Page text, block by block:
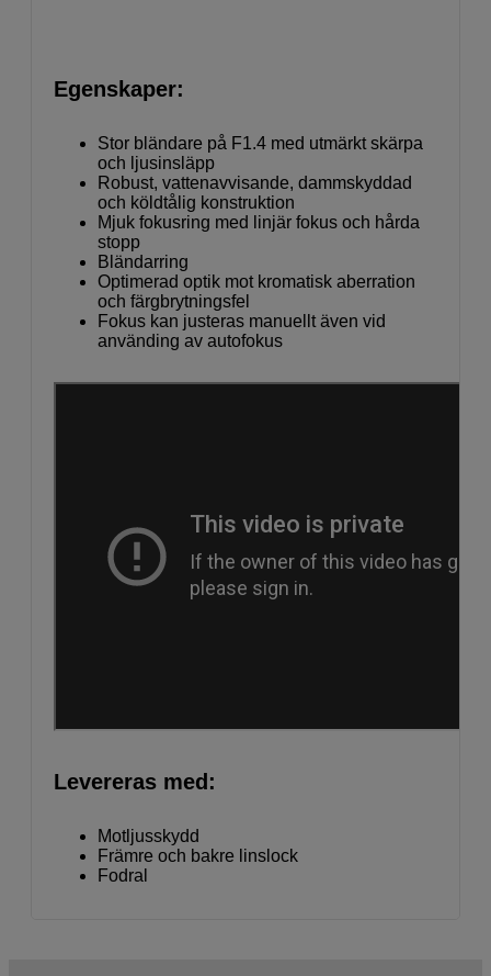
Egenskaper:
Stor bländare på F1.4 med utmärkt skärpa
och ljusinsläpp
Robust, vattenavvisande, dammskyddad
och köldtålig konstruktion
Mjuk fokusring med linjär fokus och hårda
stopp
Bländarring
Optimerad optik mot kromatisk aberration
och färgbrytningsfel
Fokus kan justeras manuellt även vid
använding av autofokus
Levereras med:
Motljusskydd
Främre och bakre linslock
Fodral